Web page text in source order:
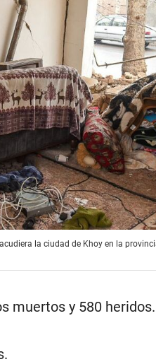
la ciudad de Khoy en la
muertos y 580 heridos.